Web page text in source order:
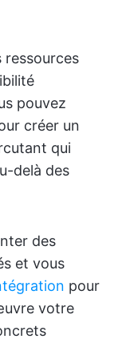
ressources
pouvez
créer un
qui
delà des
des
et vous
pour
votre